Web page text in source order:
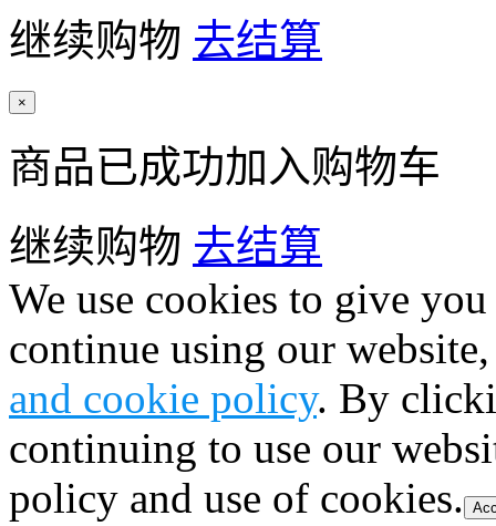
继续购物 去结算
×
商品已成功加入购物车
继续购物 去结算
We use cookies to give
continue using our
and cookie policy. By
continuing to use our
policy and use of cookies.